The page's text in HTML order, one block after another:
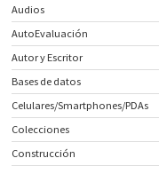
Audios
AutoEvaluación
Autor y Escritor
Bases de datos
Celulares/Smartphones/PDAs
Colecciones
Construcción